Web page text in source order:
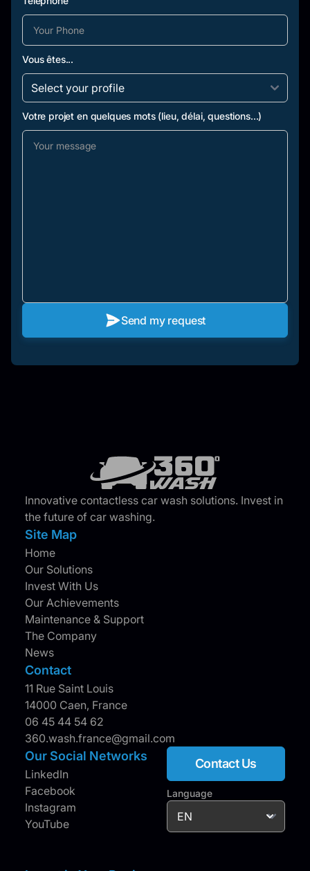
Vous êtes...
Votre projet en quelques mots (lieu, délai, questions...)
Send my request
Innovative contactless car wash solutions. Invest in
the future of car washing.
Site Map
Home
Our Solutions
Invest With Us
Our Achievements
Maintenance & Support
The Company
News
Contact
11 Rue Saint Louis
14000 Caen, France
06 45 44 54 62
360.wash.france@gmail.com
Our Social Networks
LinkedIn
Facebook
Instagram
YouTube
Contact Us
Language